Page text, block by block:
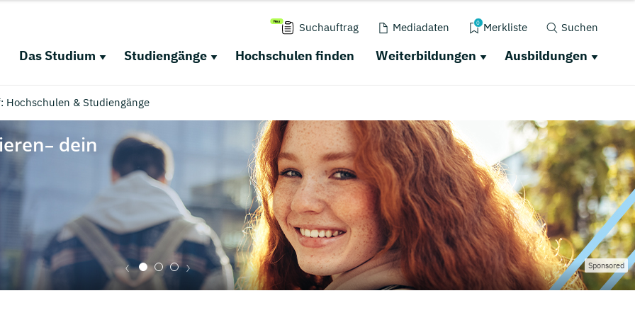
Suchauftrag Mediadaten 0 Merkliste Suchen
Das Studium Studiengänge Hochschulen finden Weiterbildungen Ausbildungen
Hochschulen & Studiengänge
Sponsored